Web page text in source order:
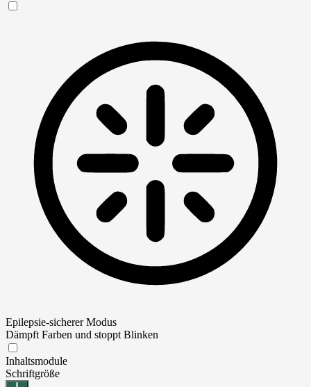
Epilepsie-sicherer Modus
Dämpft Farben und stoppt Blinken
Inhaltsmodule
Schriftgröße